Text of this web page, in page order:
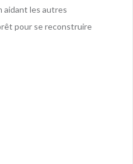
aidant les autres
pour se reconstruire